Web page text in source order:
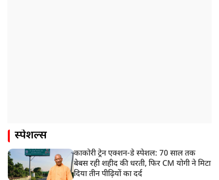
स्पेशल्स
काकोरी ट्रेन एक्शन-डे स्पेशल: 70 साल तक
बेबस रही शहीद की धरती, फिर CM योगी ने मिटा
दिया तीन पीढ़ियों का दर्द